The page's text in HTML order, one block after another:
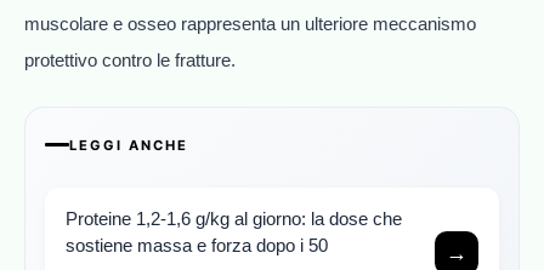
muscolare e osseo rappresenta un ulteriore meccanismo
protettivo contro le fratture.
LEGGI ANCHE
Proteine 1,2-1,6 g/kg al giorno: la dose che
sostiene massa e forza dopo i 50
→